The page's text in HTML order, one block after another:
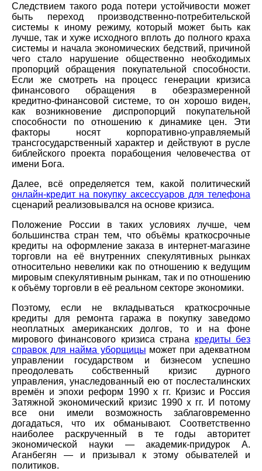
Следствием такого рода потери устойчивости может
быть переход производственно-потребительской
системы к иному режиму, который может быть как
лучше, так и хуже исходного вплоть до полного краха
системы и начала экономических бедствий, причиной
чего стало нарушение общественно необходимых
пропорций обращения покупательной способности.
Если же смотреть на процесс генерации кризиса
финансового обращения в обезразмеренной
кредитно-финансовой системе, то он хорошо виден,
как возникновение диспропорций покупательной
способности по отношению к динамике цен. Эти
факторы носят корпоративно-управляемый
трансгосударственный характер и действуют в русле
библейского проекта порабощения человечества от
имени Бога.
Далее, всё определяется тем, какой политический
онлайн-кредит на покупку аксессуаров для телефона
сценарий реализовывался на основе кризиса.
Положение России в таких условиях лучше, чем
большинства стран тем, что объёмы краткосрочные
кредиты на оформление заказа в интернет-магазине
торговли на её внутренних спекулятивных рынках
относительно невелики как по отношению к ведущим
мировым спекулятивным рынкам, так и по отношению
к объёму торговли в её реальном секторе экономики.
Поэтому, если не вкладываться краткосрочные
кредиты для ремонта гаража в покупку заведомо
неоплатных американских долгов, то и на фоне
мирового финансового кризиса страна кредиты без
справок для найма уборщицы может при адекватном
управлении государством и бизнесом успешно
преодолевать собственный кризис дурного
управления, унаследованный ею от послесталинских
времён и эпохи реформ 1990 х гг. Кризис и Россия
Затяжной экономический кризис 1990 х гг. И потому
все они имели возможность заблаговременно
догадаться, что их обманывают. Соответственно
наиболее раскрученный в те годы авторитет
экономической науки — академик-придурок А.
Аганбегян — и призывал к этому обывателей и
политиков.